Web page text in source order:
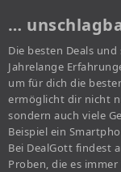
…
Die besten Deals
Jahrelange
um für dich die
ermöglicht dir nicht
sondern auch viele
Beispiel ein
Bei DealGott findest
Proben, die es